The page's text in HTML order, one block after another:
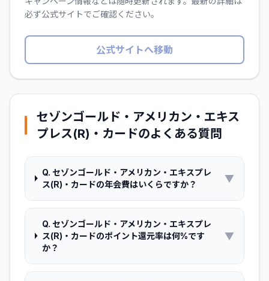
必ず公式サイトでご確認ください。
公式サイトへ移動
セゾンゴールド・アメリカン・エキス
プレス(R)・カードのよくある質問
Q.セゾンゴールド・アメリカン・エキスプレ
ス(R)・カードの年会費はいくらですか？
▼
Q. セゾンゴールド・アメリカン・エキスプレ
ス(R)・カードのポイント還元率は何%です
か？
▼